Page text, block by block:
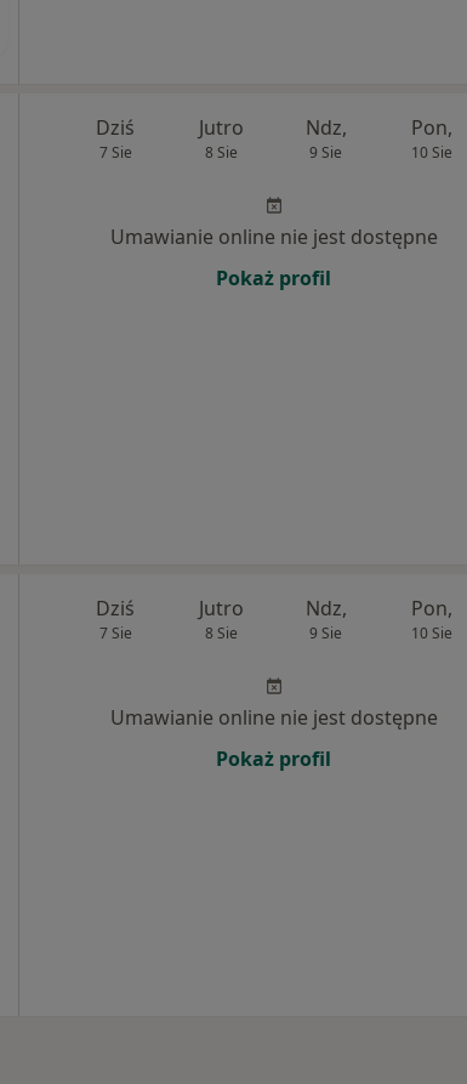
Dziś
7 Sie
Jutro
8 Sie
Ndz,
9 Sie
Pon,
10 Sie
Umawianie online nie jest dostępne
Pokaż profil
Dziś
7 Sie
Jutro
8 Sie
Ndz,
9 Sie
Pon,
10 Sie
Umawianie online nie jest dostępne
Pokaż profil